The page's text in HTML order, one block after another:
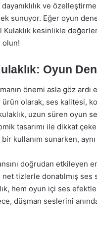
ve
sunuyor. Eğer oyun
Kulaklık kesinlikle
olun!
Oyun
önemi asla göz
olarak, ses kalitesi,
uzun süren oyun
tasarımı ile dikkat
kullanım sunarken,
doğrudan etkileyen
net tizlerle donatılmış
hem oyun içi ses
düşman seslerini